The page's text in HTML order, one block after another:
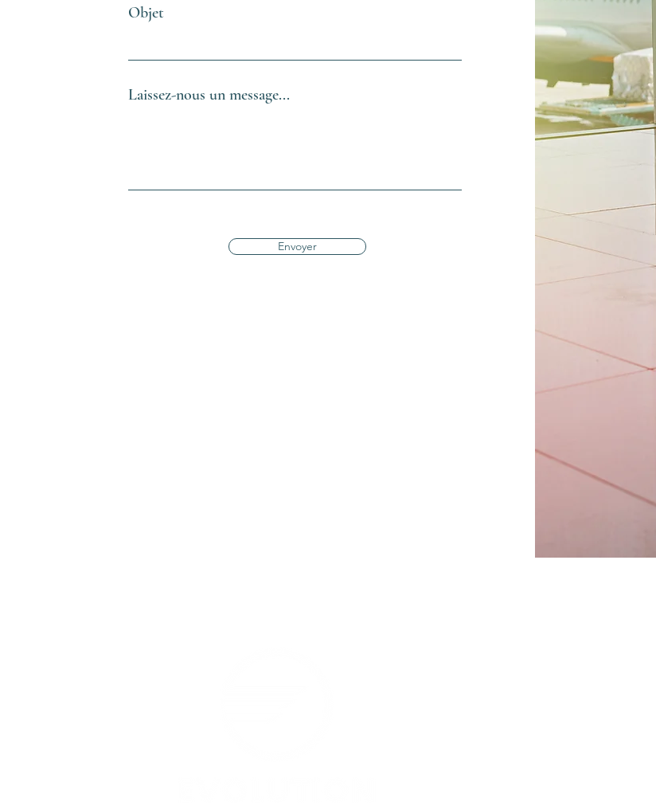
Objet
Laissez-nous un message...
Envoyer